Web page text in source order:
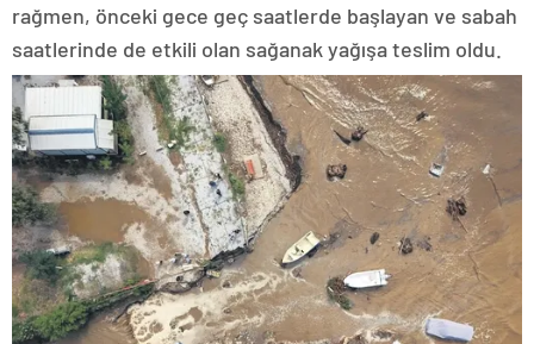
rağmen, önceki gece geç saatlerde başlayan ve sabah
saatlerinde de etkili olan sağanak yağışa teslim oldu.